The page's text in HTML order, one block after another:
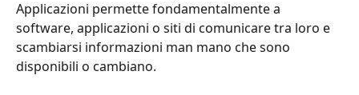
Applicazioni permette fondamentalmente a
software, applicazioni o siti di comunicare tra loro e
scambiarsi informazioni man mano che sono
disponibili o cambiano.